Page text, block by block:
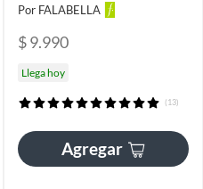
Por FALABELLA
$ 9.990
Llega hoy
(13)
Agregar